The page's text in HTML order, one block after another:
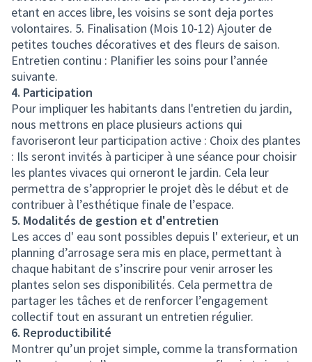
etant en acces libre, les voisins se sont deja portes
volontaires. 5. Finalisation (Mois 10-12) Ajouter de
petites touches décoratives et des fleurs de saison.
Entretien continu : Planifier les soins pour l’année
suivante.
4. Participation
Pour impliquer les habitants dans l'entretien du jardin,
nous mettrons en place plusieurs actions qui
favoriseront leur participation active : Choix des plantes
: Ils seront invités à participer à une séance pour choisir
les plantes vivaces qui orneront le jardin. Cela leur
permettra de s’approprier le projet dès le début et de
contribuer à l’esthétique finale de l’espace.
5. Modalités de gestion et d'entretien
Les acces d' eau sont possibles depuis l' exterieur, et un
planning d’arrosage sera mis en place, permettant à
chaque habitant de s’inscrire pour venir arroser les
plantes selon ses disponibilités. Cela permettra de
partager les tâches et de renforcer l’engagement
collectif tout en assurant un entretien régulier.
6. Reproductibilité
Montrer qu’un projet simple, comme la transformation